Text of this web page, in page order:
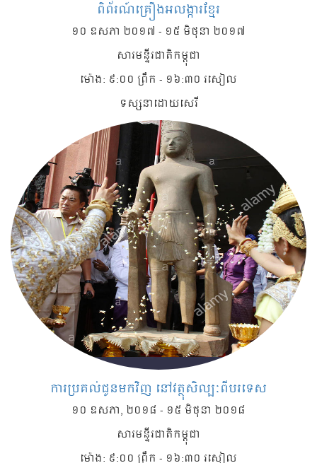
ពិព័រណ៍គ្រឿងអលង្ការខ្មែរ
១០ ឧសភា ២០១៧ - ១៥ មិថុនា ២០១៧
សារមន្ទីរជាតិកម្ពុជា
ម៉ោង: ៩:០០ ព្រឹក - ១៦:៣០ រសៀល
ទស្សនាដោយសេរី
ការប្រគល់ជូនមកវិញ នៅវត្ថុសិល្បៈពីបរទេស
១០ ឧសភា, ២០១៨ - ១៥ មិថុនា ២០១៨
សារមន្ទីរជាតិកម្ពុជា
ម៉ោង: ៩:០០ ព្រឹក - ១៦:៣០ រសៀល